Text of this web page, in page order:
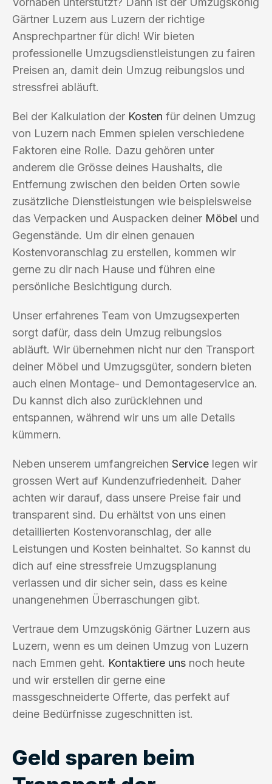
Gärtner Luzern aus Luzern der richtige
Ansprechpartner für dich! Wir bieten
professionelle Umzugsdienstleistungen zu fairen
Preisen an, damit dein Umzug reibungslos und
stressfrei abläuft.
Bei der Kalkulation der Kosten für deinen Umzug
von Luzern nach Emmen spielen verschiedene
Faktoren eine Rolle. Dazu gehören unter
anderem die Grösse deines Haushalts, die
Entfernung zwischen den beiden Orten sowie
zusätzliche Dienstleistungen wie beispielsweise
das Verpacken und Auspacken deiner Möbel und
Gegenstände. Um dir einen genauen
Kostenvoranschlag zu erstellen, kommen wir
gerne zu dir nach Hause und führen eine
persönliche Besichtigung durch.
Unser erfahrenes Team von Umzugsexperten
sorgt dafür, dass dein Umzug reibungslos
abläuft. Wir übernehmen nicht nur den Transport
deiner Möbel und Umzugsgüter, sondern bieten
auch einen Montage- und Demontageservice an.
Du kannst dich also zurücklehnen und
entspannen, während wir uns um alle Details
kümmern.
Neben unserem umfangreichen Service legen wir
grossen Wert auf Kundenzufriedenheit. Daher
achten wir darauf, dass unsere Preise fair und
transparent sind. Du erhältst von uns einen
detaillierten Kostenvoranschlag, der alle
Leistungen und Kosten beinhaltet. So kannst du
dich auf eine stressfreie Umzugsplanung
verlassen und dir sicher sein, dass es keine
unangenehmen Überraschungen gibt.
Vertraue dem Umzugskönig Gärtner Luzern aus
Luzern, wenn es um deinen Umzug von Luzern
nach Emmen geht. Kontaktiere uns noch heute
und wir erstellen dir gerne eine
massgeschneiderte Offerte, das perfekt auf
deine Bedürfnisse zugeschnitten ist.
Geld sparen beim